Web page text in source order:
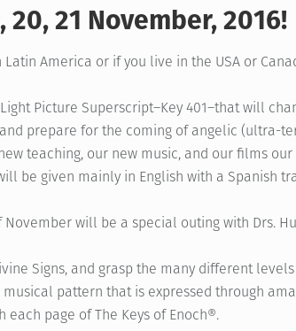
20, 21 November, 2016!
America or if you live in the USA or
Picture Superscript–Key 401–that will
prepare for the coming of angelic (ultra-
teaching, our new music, and our films
be given mainly in English with a Spanish
November will be a special outing with Drs.
Signs, and grasp the many different
pattern that is expressed through
page of The Keys of Enoch®.